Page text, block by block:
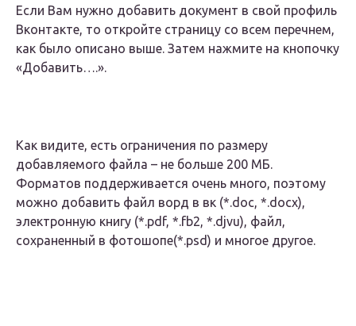
Если Вам нужно добавить документ в свой профиль
Вконтакте, то откройте страницу со всем перечнем,
как было описано выше. Затем нажмите на кнопочку
«Добавить….».
Как видите, есть ограничения по размеру
добавляемого файла – не больше 200 МБ.
Форматов поддерживается очень много, поэтому
можно добавить файл ворд в вк (*.doc, *.docx),
электронную книгу (*.pdf, *.fb2, *.djvu), файл,
сохраненный в фотошопе(*.psd) и многое другое.